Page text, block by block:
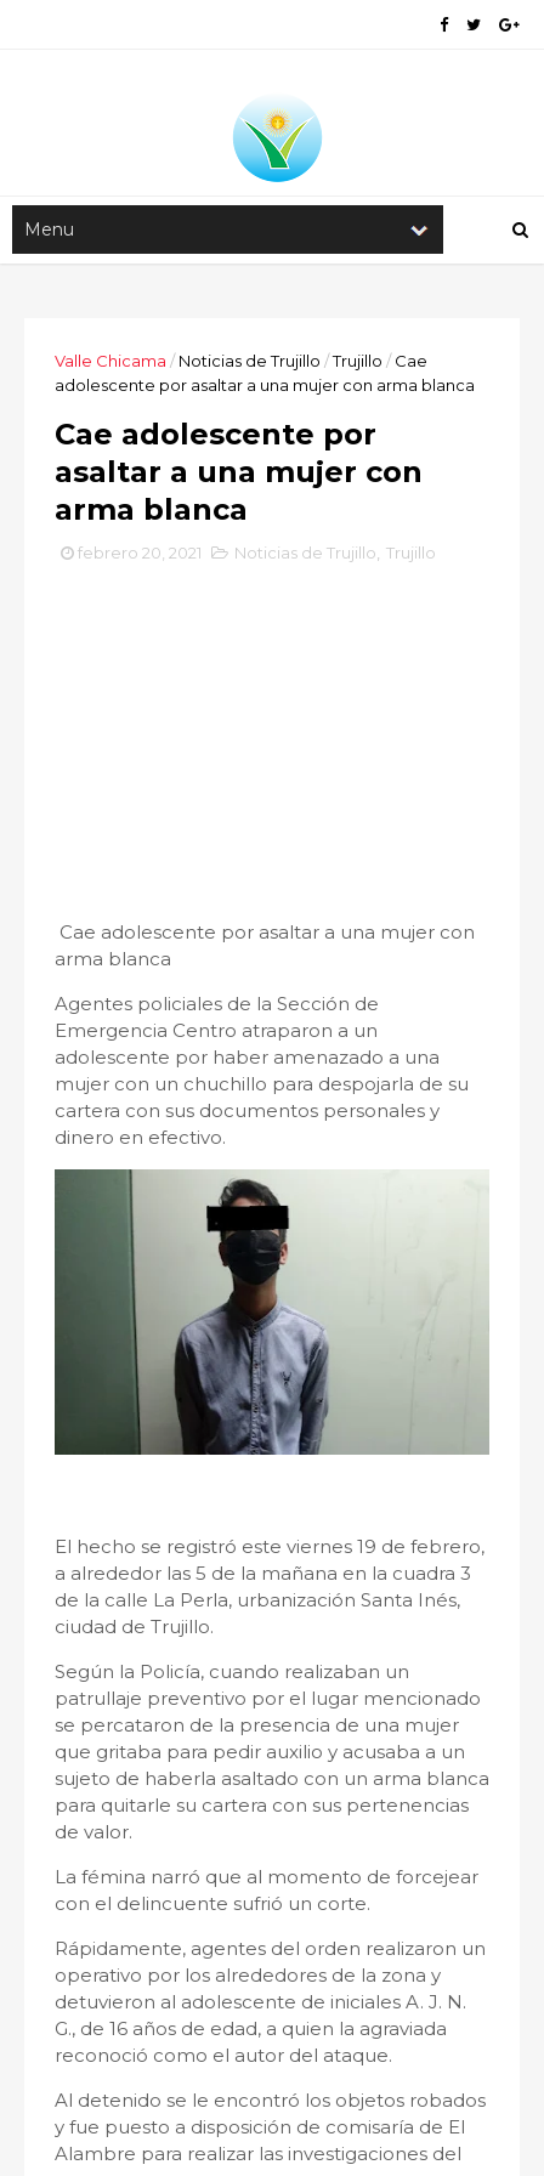
Valle Chicama / Noticias de Trujillo /Trujillo / Cae
adolescente por asaltar a una mujer con arma blanca
Cae adolescente por
asaltar a una mujer con
arma blanca
febrero 20, 2021 Noticias de Trujillo Trujillo
Cae adolescente por asaltar a una mujer con
arma blanca
Agentes policiales de la Sección de
Emergencia Centro atraparon a un
adolescente por haber amenazado a una
mujer con un chuchillo para despojarla de su
cartera con sus documentos personales y
dinero en efectivo.
El hecho se registró este viernes 19 de febrero,
a alrededor las 5 de la mañana en la cuadra 3
de la calle La Perla, urbanización Santa Inés,
ciudad de Trujillo.
Según la Policía, cuando realizaban un
patrullaje preventivo por el lugar mencionado
se percataron de la presencia de una mujer
que gritaba para pedir auxilio y acusaba a un
sujeto de haberla asaltado con un arma blanca
para quitarle su cartera con sus pertenencias
de valor.
La fémina narró que al momento de forcejear
con el delincuente sufrió un corte.
Rápidamente, agentes del orden realizaron un
operativo por los alrededores de la zona y
detuvieron al adolescente de iniciales A. J. N.
G., de 16 años de edad, a quien la agraviada
reconoció como el autor del ataque.
Al detenido se le encontró los objetos robados
y fue puesto a disposición de comisaría de El
Alambre para realizar las investigaciones del